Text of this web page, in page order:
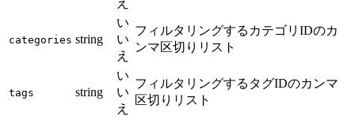
categories string
い
い
え
フィルタリングするカテゴリIDのカ
ンマ区切りリスト
tags string
い
い
え
フィルタリングするタグIDのカンマ
区切りリスト